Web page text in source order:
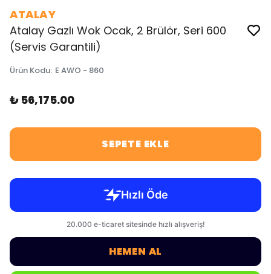
ATALAY
Atalay Gazlı Wok Ocak, 2 Brülör, Seri 600
(Servis Garantili)
Ürün Kodu: E AWO - 860
₺ 56,175.00
SEPETE EKLE
HEMEN AL